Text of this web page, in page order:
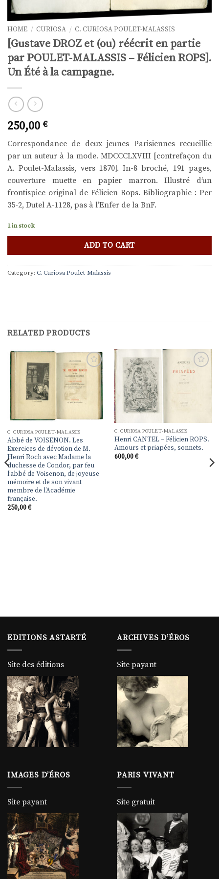
HOME / CURIOSA / C. CURIOSA POULET-MALASSIS
[Gustave DROZ et (ou) réécrit en partie
par POULET-MALASSIS – Félicien ROPS].
Un Été à la campagne.
250,00 €
Correspondance de deux jeunes Parisiennes recueillie
par un auteur à la mode. MDCCCLXVIII [contrefaçon du
A. Poulet-Malassis, vers 1870]. In-8 broché, 191 pages,
couverture muette en papier marron. Illustré d’un
frontispice original de Félicien Rops. Bibliographie : Per
35-2, Dutel A-1128, pas à l’Enfer de la BnF.
1 in stock
ADD TO CART
Category: C. Curiosa Poulet-Malassis
RELATED PRODUCTS
Ajouter
liste de
C. CURIOSA POULET-MALASSIS
Abbé de VOISENON. Les
Exercices de dévotion de M.
Henri Roch avec Madame la
duchesse de Condor, par feu
l’abbé de Voisenon, de joyeuse
mémoire et de son vivant
membre de l’Académie
française.
250,00€
Ajouter
souhaits
C. CURIOSA POULET-MALASSIS
Henri CANTEL – Félicien ROPS.
Amours et priapées, sonnets.
600,00€
EDITIONS ASTARTÉ
Site des éditions
ARCHIVES D’ÉROS
Site payant
IMAGES D’ÉROS
Site payant
PARIS VIVANT
Site gratuit